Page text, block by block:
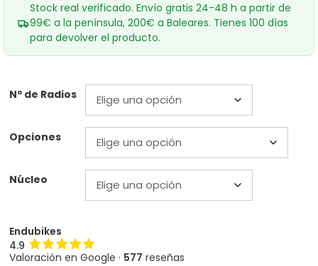
Stock real verificado. Envío gratis 24-48 h a partir de
99€ a la península, 200€ a Baleares. Tienes 100 días
para devolver el producto.
Nº de Radios
Opciones
Núcleo
Endubikes
4.9
Valoración en Google · 577 reseñas